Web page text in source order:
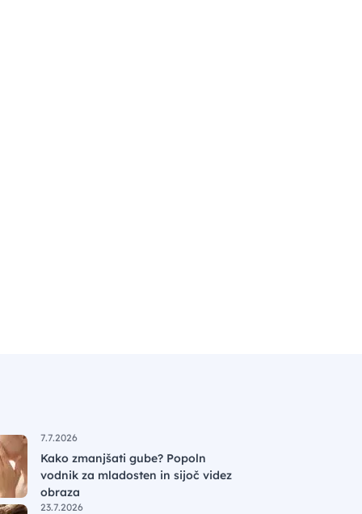
7.7.2026
Kako zmanjšati gube? Popoln
vodnik za mladosten in sijoč videz
obraza
23.7.2026